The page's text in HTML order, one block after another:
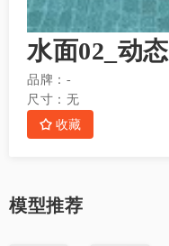
水面02_动态
品牌： -
尺寸： 无
收藏
模型推荐